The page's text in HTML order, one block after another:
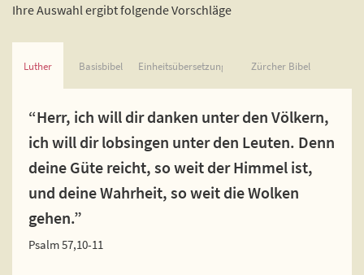
Ihre Auswahl ergibt folgende Vorschläge
Luther Basisbibel Einheitsübersetzung Zürcher Bibel
“Herr, ich will dir danken unter den Völkern,
ich will dir lobsingen unter den Leuten. Denn
deine Güte reicht, so weit der Himmel ist,
und deine Wahrheit, so weit die Wolken
gehen.”
Psalm 57,10-11